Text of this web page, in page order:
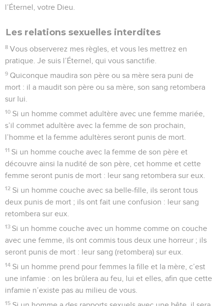
l’Éternel, votre Dieu.
Les relations sexuelles interdites
8 Vous observerez mes règles, et vous les mettrez en
pratique. Je suis l’Éternel, qui vous sanctifie.
9 Quiconque maudira son père ou sa mère sera puni de
mort : il a maudit son père ou sa mère, son sang retombera
sur lui.
10 Si un homme commet adultère avec une femme mariée,
s’il commet adultère avec la femme de son prochain,
l’homme et la femme adultères seront punis de mort.
11 Si un homme couche avec la femme de son père et
découvre ainsi la nudité de son père, cet homme et cette
femme seront punis de mort : leur sang retombera sur eux.
12 Si un homme couche avec sa belle-fille, ils seront tous
deux punis de mort ; ils ont fait une confusion : leur sang
retombera sur eux.
13 Si un homme couche avec un homme comme on couche
avec une femme, ils ont commis tous deux une horreur ; ils
seront punis de mort : leur sang (retombera) sur eux.
14 Si un homme prend pour femmes la fille et la mère, c’est
une infamie : on les brûlera au feu, lui et elles, afin que cette
infamie n’existe pas au milieu de vous.
15